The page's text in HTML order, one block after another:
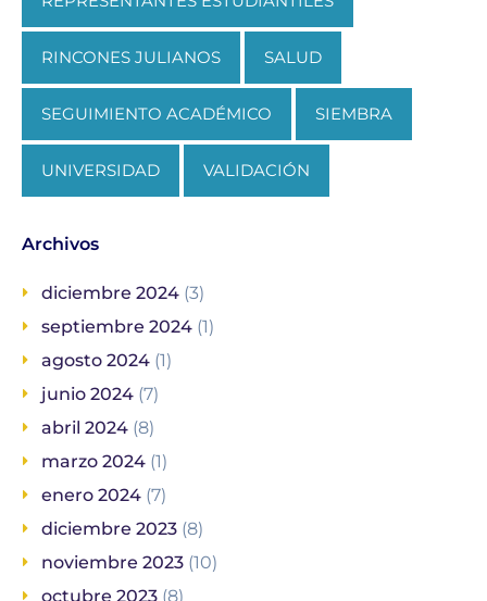
RINCONES JULIANOS SALUD
SEGUIMIENTO ACADÉMICO SIEMBRA
UNIVERSIDAD VALIDACIÓN
Archivos
diciembre 2024 (3)
septiembre 2024 (1)
agosto 2024 (1)
junio 2024 (7)
abril 2024 (8)
marzo 2024 (1)
enero 2024 (7)
diciembre 2023 (8)
noviembre 2023 (10)
octubre 2023 (8)